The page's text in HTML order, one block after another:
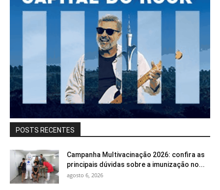
POSTS RECENTES
Campanha Multivacinação 2026: confira as
principais dúvidas sobre a imunização no...
agosto 6, 2026